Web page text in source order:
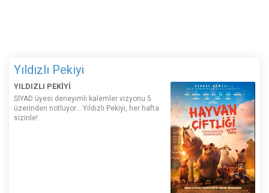
Yıldızlı Pekiyi
YILDIZLI PEKİYİ
SİYAD üyesi deneyimli kalemler vizyonu 5
üzerinden notluyor... Yıldızlı Pekiyi, her hafta
sizinle!